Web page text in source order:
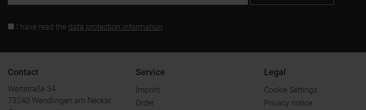
I have read the data protection information.
Contact
Wertstraße 34
73240 Wendlingen am Neckar
Service
Imprint
Order
Legal
Cookie Settings
Privacy notice